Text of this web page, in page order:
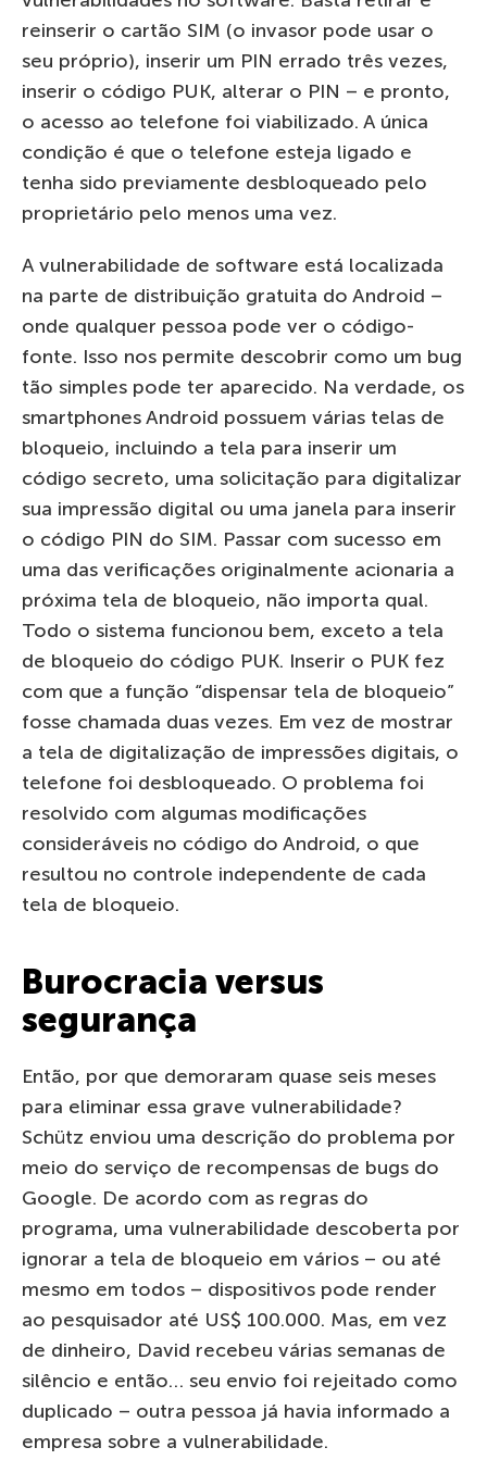
reinserir o cartão SIM (o invasor pode usar o
seu próprio), inserir um PIN errado três vezes,
inserir o código PUK, alterar o PIN – e pronto,
o acesso ao telefone foi viabilizado. A única
condição é que o telefone esteja ligado e
tenha sido previamente desbloqueado pelo
proprietário pelo menos uma vez.
A vulnerabilidade de software está localizada
na parte de distribuição gratuita do Android –
onde qualquer pessoa pode ver o código-
fonte. Isso nos permite descobrir como um bug
tão simples pode ter aparecido. Na verdade, os
smartphones Android possuem várias telas de
bloqueio, incluindo a tela para inserir um
código secreto, uma solicitação para digitalizar
sua impressão digital ou uma janela para inserir
o código PIN do SIM. Passar com sucesso em
uma das verificações originalmente acionaria a
próxima tela de bloqueio, não importa qual.
Todo o sistema funcionou bem, exceto a tela
de bloqueio do código PUK. Inserir o PUK fez
com que a função “dispensar tela de bloqueio”
fosse chamada duas vezes. Em vez de mostrar
a tela de digitalização de impressões digitais, o
telefone foi desbloqueado. O problema foi
resolvido com algumas modificações
consideráveis ​​no código do Android, o que
resultou no controle independente de cada
tela de bloqueio.
Burocracia versus
segurança
Então, por que demoraram quase seis meses
para eliminar essa grave vulnerabilidade?
Schütz enviou uma descrição do problema por
meio do serviço de recompensas de bugs do
Google. De acordo com as regras do
programa, uma vulnerabilidade descoberta por
ignorar a tela de bloqueio em vários – ou até
mesmo em todos – dispositivos pode render
ao pesquisador até US$ 100.000. Mas, em vez
de dinheiro, David recebeu várias semanas de
silêncio e então… seu envio foi rejeitado como
duplicado – outra pessoa já havia informado a
empresa sobre a vulnerabilidade.